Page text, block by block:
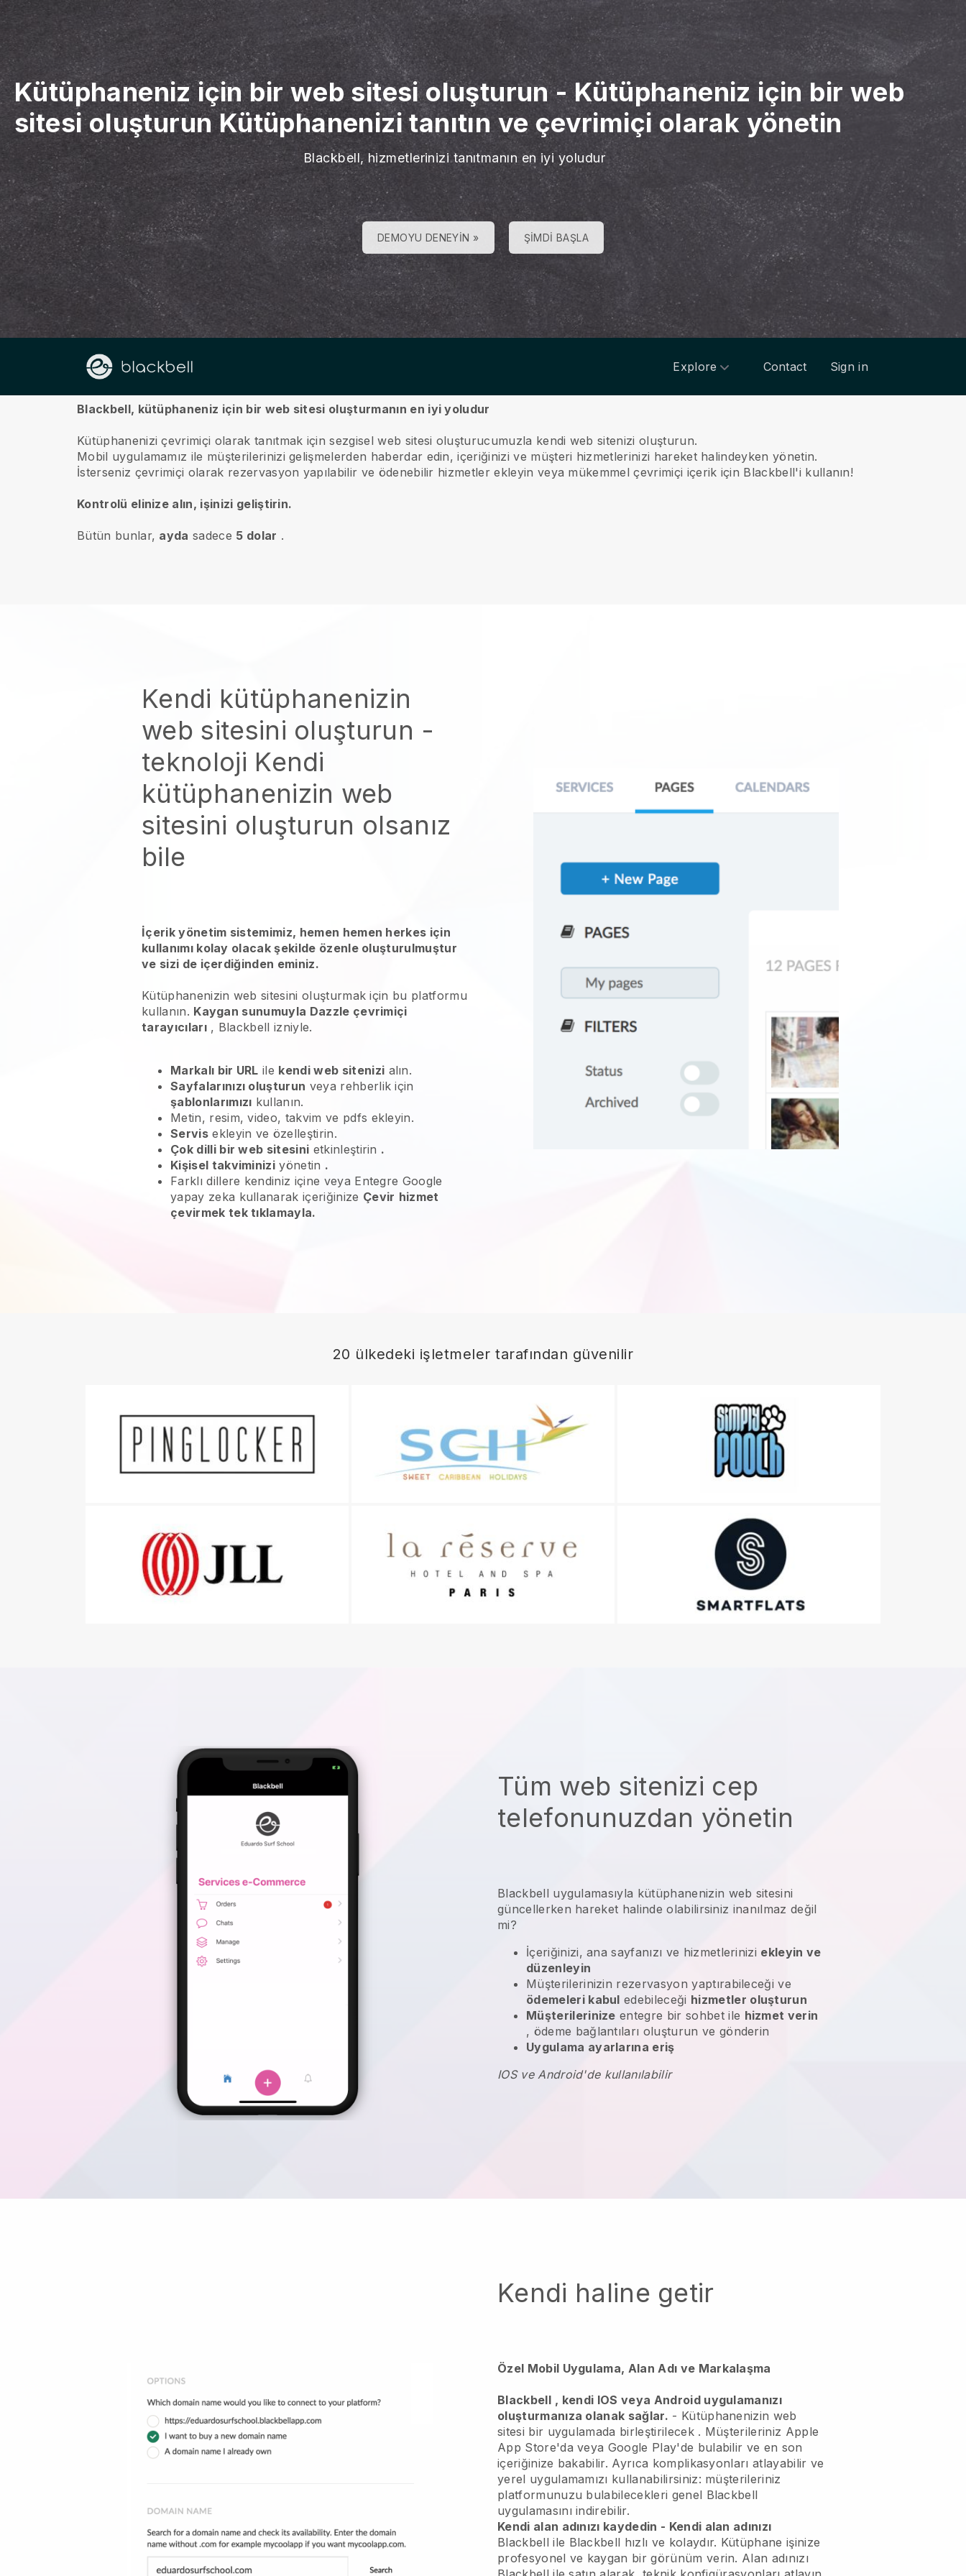
Kütüphaneniz için bir web sitesi oluşturun-Kütüphaneniz için bir web
sitesi oluşturun Kütüphanenizi tanıtın ve çevrimiçi olarak yönetin
Blackbell, hizmetlerinizi tanıtmanın en iyi yoludur
DEMOYU DENEYIN » ŞIMDI BAŞLA
Explore Contact Sign in
hakkında
Blackbell, kütüphaneniz için bir web sitesi oluşturmanın en iyi yoludur
Kütüphanenizi çevrimiçi olarak tanıtmak için sezgisel web sitesi oluşturucumuzla kendi web sitenizi oluşturun.
Mobil uygulamamız ile müşterilerinizi gelişmelerden haberdar edin, içeriğinizi ve müşteri hizmetlerinizi hareket halindeyken yönetin.
İsterseniz çevrimiçi olarak rezervasyon yapılabilir ve ödenebilir hizmetler ekleyin veya mükemmel çevrimiçi içerik için Blackbell'i kullanın!
Kontrolü elinize alın, işinizi geliştirin.
Bütün bunlar, ayda sadece 5 dolar .
Kendi kütüphanenizin
web sitesini oluşturun -
teknoloji Kendi
kütüphanenizin web
sitesini oluşturun olsanız
bile
İçerik yönetim sistemimiz, hemen hemen herkes için
kullanımı kolay olacak şekilde özenle oluşturulmuştur
ve sizi de içerdiğinden eminiz.
Kütüphanenizin web sitesini oluşturmak için bu platformu
kullanın. Kaygan sunumuyla Dazzle çevrimiçi
tarayıcıları, Blackbell izniyle.
Markalı bir URL ile kendi web sitenizi alın.
Sayfalarınızı oluşturun veya rehberlik için
şablonlarımızı kullanın.
Metin, resim, video, takvim ve pdfs ekleyin.
Servisekleyin ve özelleştirin.
Çok dilli bir web sitesini etkinleştirin .
Kişisel takviminizi yönetin .
Farklı dillere kendiniz içine veya Entegre Google
yapay zeka kullanarak içeriğinize Çevir hizmet
çevirmek tek tıklamayla.
20 ülkedeki işletmeler tarafından güvenilir
Tüm web sitenizi cep
telefonunuzdan yönetin
Blackbell uygulamasıyla kütüphanenizin web sitesini
güncellerken hareket halinde olabilirsiniz inanılmaz değil
mi?
İçeriğinizi, ana sayfanızı ve hizmetlerinizi ekleyin ve
düzenleyin
Müşterilerinizin rezervasyon yaptırabileceği ve
ödemeleri kabul edebileceği hizmetler oluşturun
Müşterilerinize entegre bir sohbet ile hizmet verin
, ödeme bağlantıları oluşturun ve gönderin
Uygulama ayarlarına eriş
IOS ve Android'de kullanılabilir
Kendi haline getir
Özel Mobil Uygulama, Alan Adı ve Markalaşma
Blackbell , kendi IOS veya Android uygulamanızı
oluşturmanıza olanak sağlar. - Kütüphanenizin web
sitesi bir uygulamada birleştirilecek. Müşterileriniz Apple
App Store'da veya Google Play'de bulabilir ve en son
içeriğinize bakabilir. Ayrıca komplikasyonları atlayabilir ve
yerel uygulamamızı kullanabilirsiniz: müşterileriniz
platformunuzu bulabilecekleri genel Blackbell
uygulamasını indirebilir.
Kendi alan adınızı kaydedin - Kendi alan adınızı
Blackbell ile Blackbell hızlı ve kolaydır. Kütüphane işinize
profesyonel ve kaygan bir görünüm verin. Alan adınızı